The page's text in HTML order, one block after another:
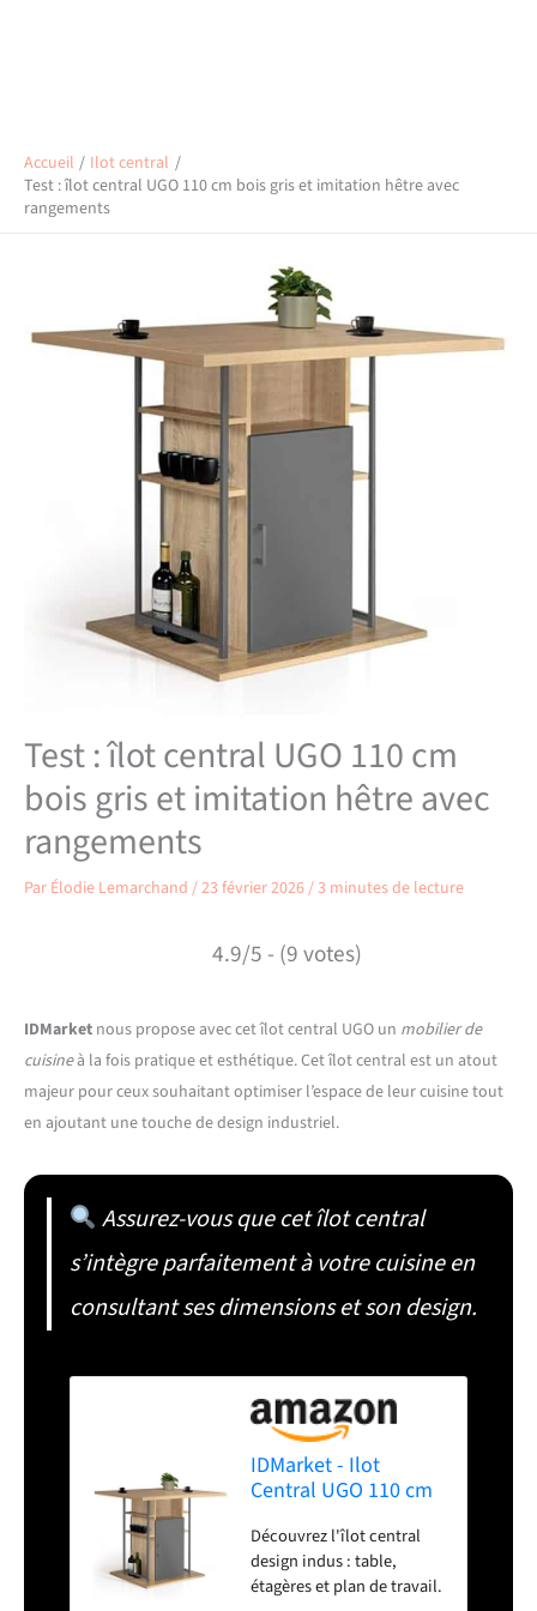
Accueil
Ilot central
Test : îlot central UGO 110 cm bois gris et imitation hêtre avec
rangements
Test : îlot central UGO 110 cm
bois gris et imitation hêtre avec
rangements
Par Élodie Lemarchand /23 février 2026/3 minutes de lecture
4.9/5 - (9 votes)
IDMarket nous propose avec cet îlot central UGO un mobilier de
cuisineà la fois pratique et esthétique. Cet îlot central est un atout
majeur pour ceux souhaitant optimiser l’espace de leur cuisine tout
en ajoutant une touche de design industriel.
Assurez-vous que cet îlot central
s’intègre parfaitement à votre cuisine en
consultant ses dimensions et son design.
IDMarket - Ilot
Central UGO 110 cm
hêtre avec
rangements Design
Industriel
Découvrez l'îlot central
design indus : table,
étagères et plan de travail.